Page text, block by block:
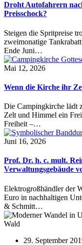
Droht Autofahrern
Preisschock?
Steigen die Spritpreise
zweimonatige
Ende Juni…
Mai 12, 2026
Wenn die Kirche ihr
Die Campingkirche lädt
Zelt und Himmel ein
Freiheit –…
Juni 16, 2026
Prof. Dr. h. c. mult.
Verwaltungsgebäude
Elektrogroßhändler der
Euro in nachhaltigen
& Schmitt…
Wald
29. September